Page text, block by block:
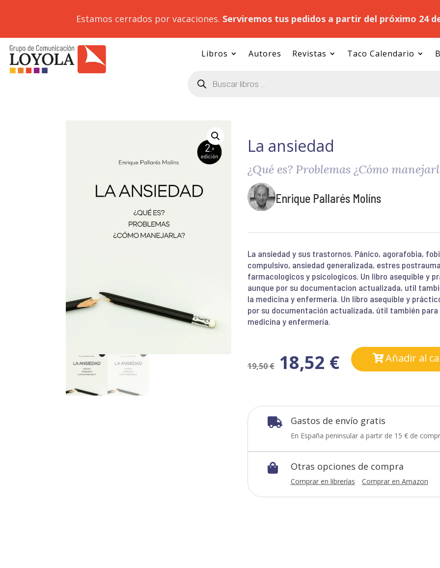
Estamos cerrados por vacaciones. Serviremos tus pedidos a partir del próximo 24
Libros Autores Revistas Taco Calendario
productos
La ansiedad
¿Qué es? Problemas ¿Cómo
Enrique Pallarés Molíns
La ansiedad y sus trastornos. Pánico, agorafobia,
compulsivo, ansiedad generalizada, estres
farmacologicos y psicologicos. Un libro asequible y
aunque por su documentacion actualizada, util
la medicina y enfermeria. Un libro asequible y
por su documentación actualizada, útil también
medicina y enfermería.
19,50€ 18,52 € Añadir al
 Gastos de envío gratis
En España peninsular a partir de 15 € de
 Otras opciones de compra
Comprar en librerías Comprar en Amazon